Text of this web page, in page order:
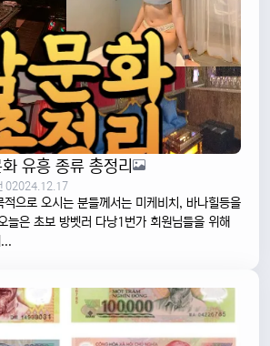
유흥 종류 총정리
02024.12.17
으로 오시는 분들께서는 미케비치, 바나힐등을
늘은 초보 방벳러 다낭1번가 회원님들을 위해